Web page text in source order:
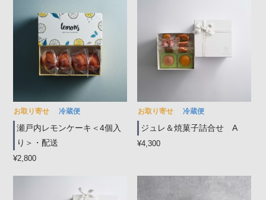
お取り寄せ 冷蔵便
瀬戸内レモンケーキ＜4個入
り＞・配送
¥2,800
お取り寄せ 冷蔵便
ジュレ＆焼菓子詰合せ A
¥4,300